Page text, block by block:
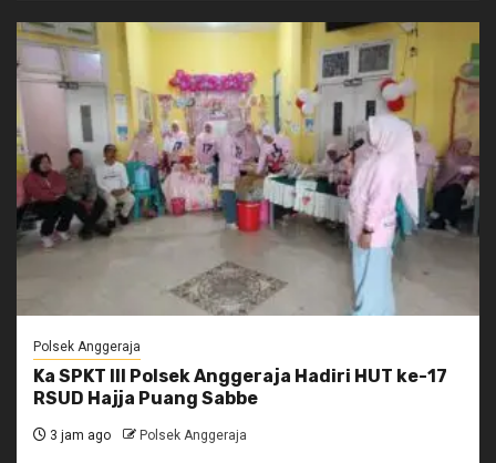
Polsek Anggeraja
Ka SPKT III Polsek Anggeraja Hadiri HUT ke-17
RSUD Hajja Puang Sabbe
3 jam ago Polsek Anggeraja